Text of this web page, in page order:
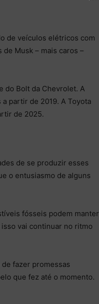
de veículos elétricos com
Musk – mais caros –
do Bolt da Chevrolet. A
partir de 2019. A Toyota
de 2025.
de se produzir esses
o entusiasmo de alguns
fósseis podem manter
vai continuar no ritmo
fazer promessas
que fez até o momento.